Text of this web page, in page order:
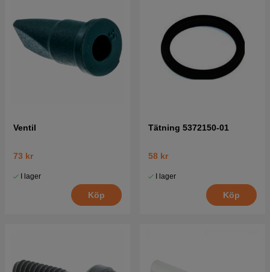
Ventil
73 kr
I lager
Köp
Tätning 5372150-01
58 kr
I lager
Köp